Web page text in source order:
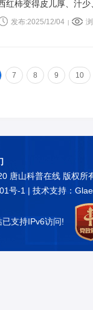
红柿变得皮儿厚、汁少
有共鸣。
发布:2025/12/04
7 8 9 10
唐山科普在线 版权所
号-1 | 技术支持：
已支持IPv6访问!